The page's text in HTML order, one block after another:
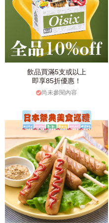
飲品買滿5支或以上
即享85折優惠！
尚未參閱內容